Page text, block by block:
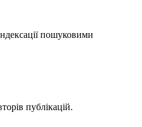
пошуковими
публікацій.